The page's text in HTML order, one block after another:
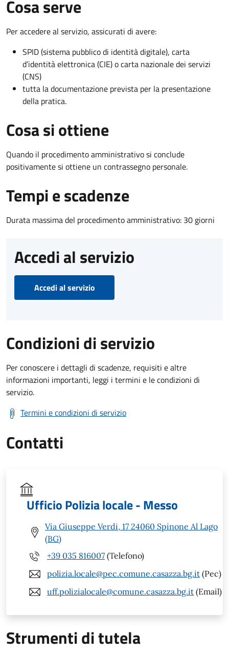
Cosa serve
Per accedere al servizio, assicurati di avere:
SPID (sistema pubblico di identità digitale), carta
d’identità elettronica (CIE) o carta nazionale dei servizi
(CNS)
tutta la documentazione prevista per la presentazione
della pratica.
Cosa si ottiene
Quando il procedimento amministrativo si conclude
positivamente si ottiene un contrassegno personale.
Tempi e scadenze
Durata massima del procedimento amministrativo: 30 giorni
Accedi al servizio
Accedi al servizio
Condizioni di servizio
Per conoscere i dettagli di scadenze, requisiti e altre
informazioni importanti, leggi i termini e le condizioni di
servizio.
Termini e condizioni di servizio
Contatti
Ufficio Polizia locale - Messo
Via Giuseppe Verdi, 17 24060 Spinone Al Lago
(BG)
+39 035 816007 (Telefono)
polizia.locale@pec.comune.casazza.bg.it (Pec)
uff.polizialocale@comune.casazza.bg.it (Email)
Strumenti di tutela